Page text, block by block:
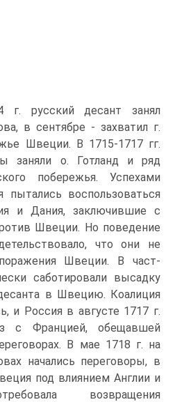
г. русский десант занял
в сентябре - захватил г.
Швеции. В 1715-1717 гг.
заняли о. Готланд и ряд
побере­жья. Успехами
пытались воспользоваться
и Дания, заключившие с
Швеции. Но поведение
что они не
Швеции. В част­
саботировали высадку
в Швецию. Коалиция
и Россия в августе 1717 г.
с Францией, обещавшей
В мае 1718 г. на
начались переговоры, в
под влиянием Англии и
возвращения